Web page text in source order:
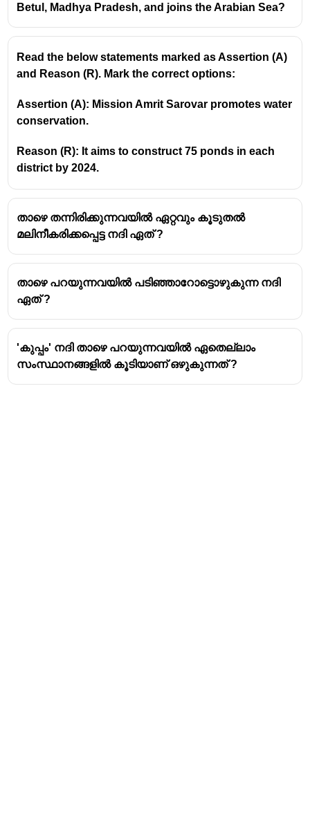
പഞ്ചാബ്-ഹരിയാന സമതലത്തിന്റെ
സിന്ധു നദിയുടെയും അതിന്റെ പ്രധാന
ചിനാബ്, ഝലംഎന്നിവയുടെ എക്കൽ
നിക്ഷേപങ്ങളാൽ രൂപംകൊണ്ട ഫലഭൂയിഷ്ഠമായ
'പഞ്ചാബ്' എന്ന പേര് അഞ്ച് നദികളുടെ നാട്
(പഞ്ച് = അഞ്ച്, ആബ് = നദി) എന്ന
അർത്ഥത്തിൽ നിന്നാണ് വന്നത്.
ഇന്ത്യയിലെ ഏറ്റവും പ്രധാനപ്പെട്ട കാർഷിക
ഈ സമതലങ്ങളിൽ ധാരാളം 'ദോആബുകൾ'
(രണ്ട് നദികൾക്കിടയിലുള്ള ഫലഭൂയിഷ്ഠമായ
പ്രദേശം) കാണപ്പെടുന്നു.
Betul, Madhya Pradesh, and joins the Arabian Sea?
Read the below statements marked as Assertion (A)
and Reason (R). Mark the correct options:
Assertion (A): Mission Amrit Sarovar promotes water
conservation.
Reason (R): It aims to construct 75 ponds in each
district by 2024.
താഴെ തന്നിരിക്കുന്നവയിൽ ഏറ്റവും കൂടുതൽ
മലിനീകരിക്കപ്പെട്ട നദി ഏത് ?
താഴെ പറയുന്നവയിൽ പടിഞ്ഞാറോട്ടൊഴുകുന്ന നദി
ഏത് ?
'കുപ്പം' നദി താഴെ പറയുന്നവയിൽ ഏതെല്ലാം
സംസ്ഥാനങ്ങളിൽ കൂടിയാണ് ഒഴുകുന്നത് ?